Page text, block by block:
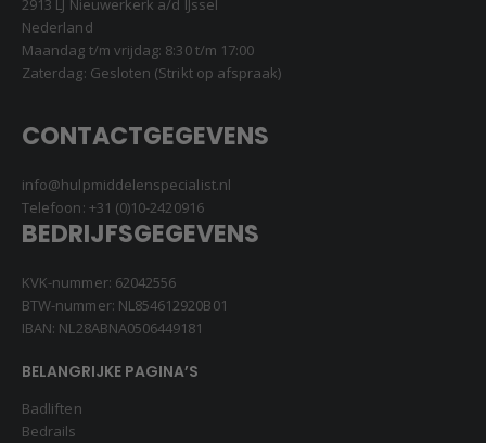
Nederland
Maandag t/m vrijdag: 8:30 t/m 17:00
Zaterdag: Gesloten (Strikt op afspraak)
CONTACTGEGEVENS
info@hulpmiddelenspecialist.nl
Telefoon: +31 (0)10-2420916
BEDRIJFSGEGEVENS
KVK-nummer: 62042556
BTW-nummer: NL854612920B01
IBAN: NL28ABNA0506449181
BELANGRIJKE PAGINA’S
Badliften
Bedrails